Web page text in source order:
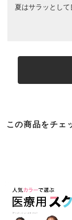
夏はサラッとして
この商品をチェ